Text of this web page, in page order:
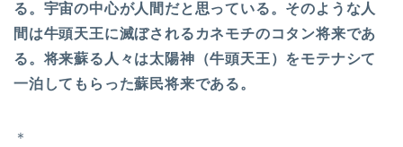
る。宇宙の中心が人間だと思っている。そのような人
間は牛頭天王に滅ぼされるカネモチのコタン将来であ
る。将来蘇る人々は太陽神（牛頭天王）をモテナシて
一泊してもらった蘇民将来である。
＊